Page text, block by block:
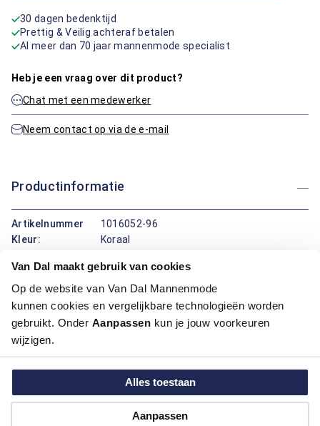
Van Dal maakt gebruik van cookies
Op de website van Van Dal Mannenmode
kunnen cookies en vergelijkbare technologieën worden
gebruikt. Onder Aanpassen kun je jouw voorkeuren
wijzigen.
Alles toestaan
Aanpassen
30 dagen bedenktijd
Prettig & Veilig achteraf betalen
Al meer dan 70 jaar mannenmode specialist
Heb je een vraag over dit product?
Chat met een medewerker
Neem contact op via de e-mail
Productinformatie
Artikelnummer
1016052-96
Kleur:
Koraal
Pasvorm:
Regular Fit
Motief:
Uni motief
Deze polo van Bartlett Active heeft een regular fit pasvorm
en is gemaakt van katoen, wat zorgt voor een aangenaam
draagcomfort. Het effen ontwerp geeft een tijdloze
uitstraling en maakt het gemakkelijk te combineren met
andere kledingstukken. Dankzij de hoogwaardige
katoenkwaliteit blijft het materiaal ademend en zacht, ideaal
voor dagelijks gebruik. Of je nu een wandeling maakt in het